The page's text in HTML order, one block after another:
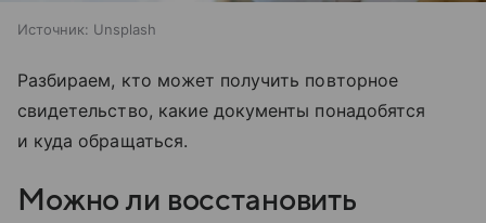
Источник: Unsplash
Разбираем, кто может получить повторное
свидетельство, какие документы понадобятся
и куда обращаться.
Можно ли восстановить